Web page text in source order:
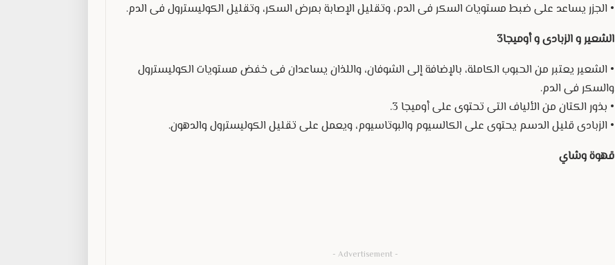
• الجزر يساعد على ضبط مستويات السكر فى الدم، وتقليل الإصابة بمرض السكر، وتقليل الكوليسترول فى الدم.
الشعير و الزبادى و أوميجا3
• الشعير يعتبر من الحبوب الكاملة، بالإضافة إلى الشوفان، واللذان يساعدان فى خفض مستويات الكوليسترول
والسكر فى الدم.
• بذور الكتان من الألياف التى تحتوى على أوميجا 3.
• الزبادى قليل الدسم يحتوى على الكالسيوم والبوتاسيوم، ويعمل على تقليل الكوليسترول والدهون.
قهوة وشاي
- Advertisement -